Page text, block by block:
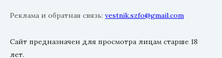
Реклама и обратная связь: vestnik.szfo@gmail.com
Сайт предназначен для просмотра лицам старше 18
лет.